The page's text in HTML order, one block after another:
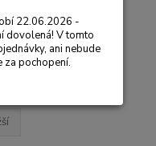
22.06.2026 -
dovolená! V tomto
ani nebude
za pochopení.